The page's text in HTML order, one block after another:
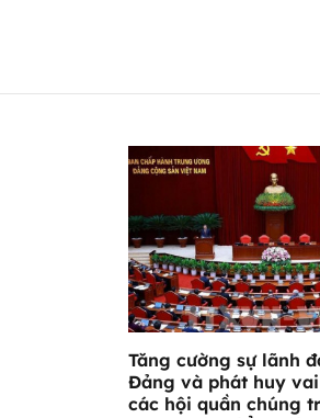
Tăng cường sự lãnh
Đảng và phát huy
các hội quần chúng